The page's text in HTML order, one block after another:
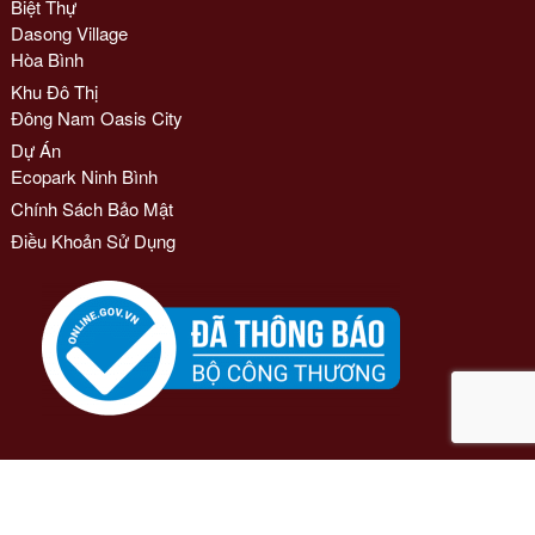
Biệt Thự
Dasong Village
Hòa Bình
Khu Đô Thị
Đông Nam Oasis City
Dự Án
Ecopark Ninh Bình
Chính Sách Bảo Mật
Điều Khoản Sử Dụng